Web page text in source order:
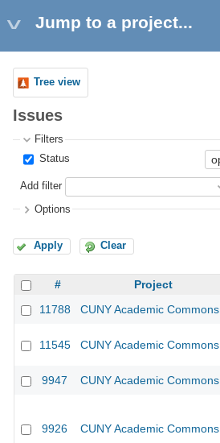
Jump to a project...
Tree view
Issues
Filters
Status
Add filter
Options
Apply Clear
# Project
11788
CUNY Academic Commons
11545 CUNY Academic Commons
9947 CUNY Academic Commons
9926 CUNY Academic Commons